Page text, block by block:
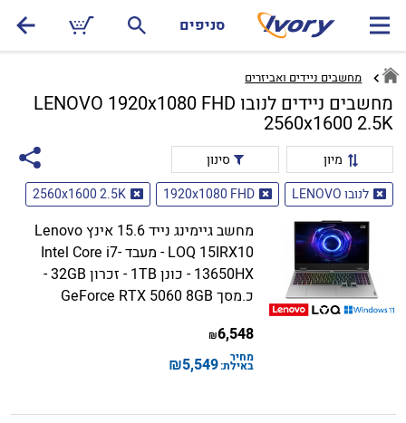
סניפים
מחשבים ניידים ואביזרים
מחשבים ניידים לנובו LENOVO 1920x1080 FHD
2560x1600 2.5K
מיון
סינון
לנובו LENOVO
1920x1080 FHD
2560x1600 2.5K
מחשב גיימינג נייד 15.6 אינץ Lenovo
LOQ 15IRX10 - מעבד Intel Core i7-
13650HX - כונן 1TB - זכרון 32GB -
כ.מסך GeForce RTX 5060 8GB
6,548
₪
מחיר
באילת:5,549
₪